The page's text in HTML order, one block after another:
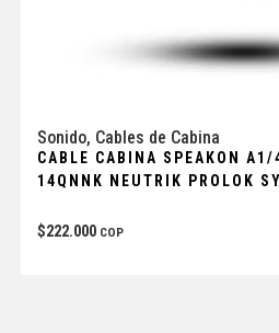
Sonido, Cables de Cabina
CABLE CABINA SPEAKON
14QNNK NEUTRIK PROLOK
$222.000 COP